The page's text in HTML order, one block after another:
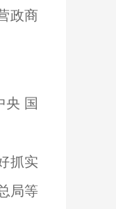
政商
央 国
抓实
局等